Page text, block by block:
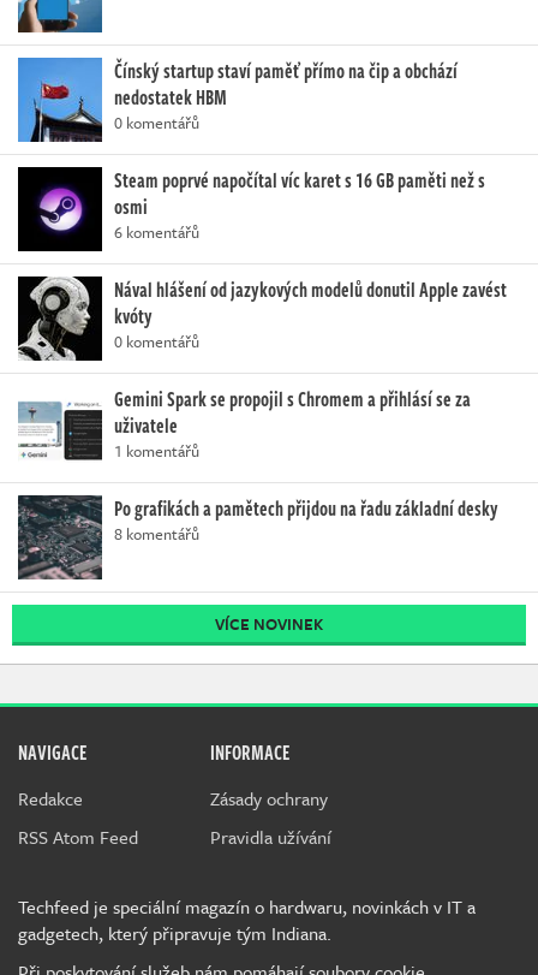
Čínský startup staví paměť přímo na čip a obchází
nedostatek HBM
0 komentářů
Steam poprvé napočítal víc karet s 16 GB paměti než s
osmi
6 komentářů
Nával hlášení od jazykových modelů donutil Apple zavést
kvóty
0 komentářů
Gemini Spark se propojil s Chromem a přihlásí se za
uživatele
1 komentářů
Po grafikách a pamětech přijdou na řadu základní desky
8 komentářů
VÍCE NOVINEK
NAVIGACE
Redakce
RSS Atom Feed
INFORMACE
Zásady ochrany
Pravidla užívání
Techfeed je speciální magazín o hardwaru, novinkách v IT a
gadgetech, který připravuje tým Indiana.